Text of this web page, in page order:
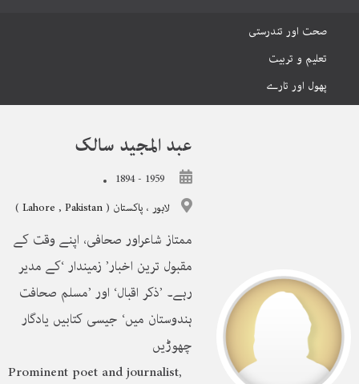
صحت اور تندرستی
تعلیم و تربیت
پھول اور تارے
عبد المجید سالک
1894 - 1959
لاہور ، پاکستان ( Lahore , Pakistan )
ممتاز شاعراور صحافی، اپنے وقت کے
مقبول ترین اخبار’ زمیندار ‘کے مدیر
رہے۔ ’ذکر اقبال‘ اور ’مسلم صحافت
ہندوستان میں‘ جیسی کتابیں یادگار
چھوڑیں
Prominent poet and journalist,